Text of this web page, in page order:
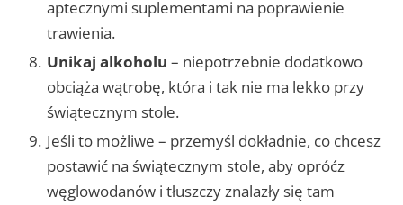
aptecznymi suplementami na poprawienie
trawienia.
Unikaj alkoholu – niepotrzebnie dodatkowo
obciąża wątrobę, która i tak nie ma lekko przy
świątecznym stole.
Jeśli to możliwe – przemyśl dokładnie, co chcesz
postawić na świątecznym stole, aby opróćz
węglowodanów i tłuszczy znalazły się tam